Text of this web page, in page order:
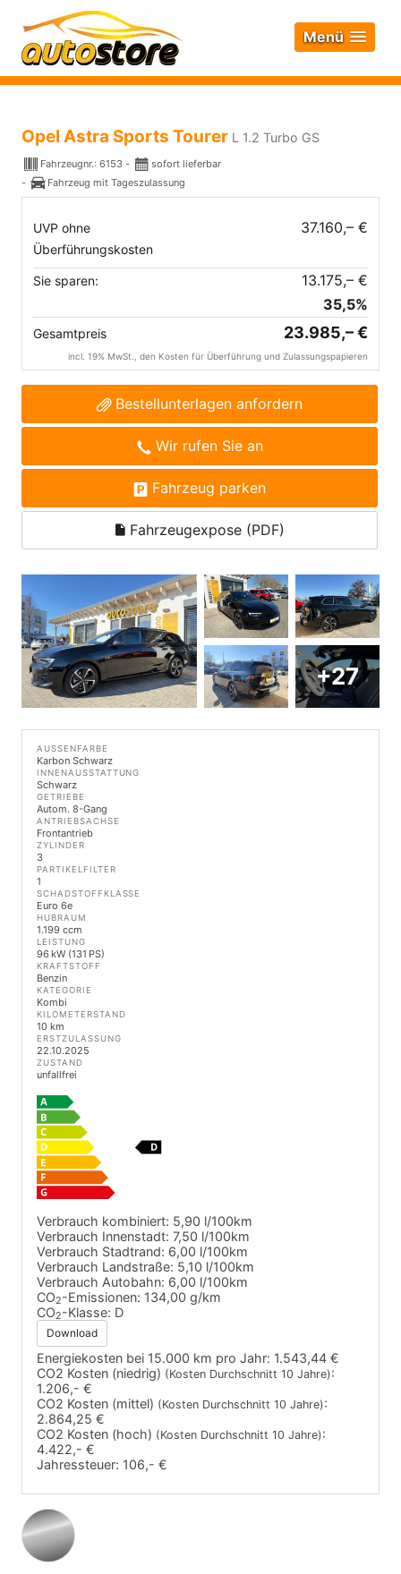
Menü
Opel Astra Sports Tourer L 1.2 Turbo GS
Fahrzeugnr.: 6153
sofort lieferbar
Fahrzeug mit Tageszulassung
UVP ohne
Überführungskosten
37.160,– €
Sie sparen:
13.175,– €
35,5%
Gesamtpreis 23.985,– €
incl. 19% MwSt., den Kosten für Überführung und Zulassungspapieren
Bestellunterlagen anfordern
Wir rufen Sie an
Fahrzeug parken
Fahrzeugexpose (PDF)
+27
AUSSENFARBE
Karbon Schwarz
INNENAUSSTATTUNG
Schwarz
GETRIEBE
Autom. 8-Gang
ANTRIEBSACHSE
Frontantrieb
ZYLINDER
3
PARTIKELFILTER
1
SCHADSTOFFKLASSE
Euro 6e
HUBRAUM
1.199 ccm
LEISTUNG
96 kW (131 PS)
KRAFTSTOFF
Benzin
KATEGORIE
Kombi
KILOMETERSTAND
10 km
ERSTZULASSUNG
22.10.2025
ZUSTAND
unfallfrei
Verbrauch kombiniert: 5,90 l/100km
Verbrauch Innenstadt: 7,50 l/100km
Verbrauch Stadtrand: 6,00 l/100km
Verbrauch Landstraße: 5,10 l/100km
Verbrauch Autobahn: 6,00 l/100km
CO2-Emissionen: 134,00 g/km
CO2-Klasse: D
Download
Energiekosten bei 15.000 km pro Jahr: 1.543,44 €
CO2 Kosten (niedrig) (Kosten Durchschnitt 10 Jahre):
1.206,- €
CO2 Kosten (mittel) (Kosten Durchschnitt 10 Jahre):
2.864,25 €
CO2 Kosten (hoch) (Kosten Durchschnitt 10 Jahre):
4.422,- €
Jahressteuer: 106,- €